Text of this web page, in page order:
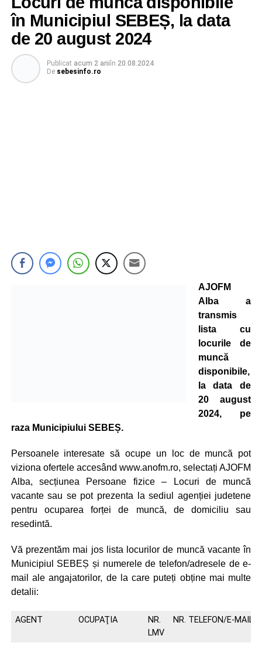
în Municipiul SEBEȘ, la data
de 20 august 2024
Publicat acum 2 aniîn 20.08.2024
De sebesinfo.ro
AJOFM
Alba a
transmis
lista cu
locurile de
muncă
disponibile,
la data de
20 august
2024, pe
raza Municipiului SEBEȘ.
Persoanele interesate să ocupe un loc de muncă pot
viziona ofertele accesând www.anofm.ro, selectați AJOFM
Alba, secțiunea Persoane fizice – Locuri de muncă
vacante sau se pot prezenta la sediul agenției judetene
pentru ocuparea forței de muncă, de domiciliu sau
resedintă.
Vă prezentăm mai jos lista locurilor de muncă vacante în
Municipiul SEBEȘ și numerele de telefon/adresele de e-
mail ale angajatorilor, de la care puteți obține mai multe
detalii:
AGENT OCUPAŢIA
NR.
LMV
NR. TELEFON/E-MAIL